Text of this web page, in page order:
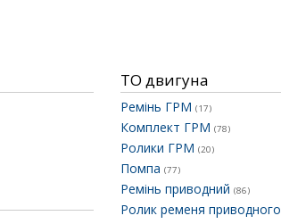
ТО двигуна
Ремінь ГРМ (17)
Комплект ГРМ (78)
Ролики ГРМ (20)
Помпа (77)
Ремінь приводний (86)
Ролик ременя приводного